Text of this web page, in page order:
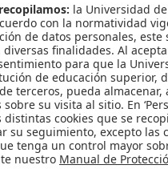
en
de la Información